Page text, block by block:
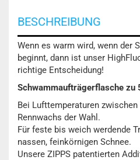
BESCHREIBUNG
Wenn es warm wird, wenn der
beginnt, dann ist unser
richtige Entscheidung!
Schwammaufträgerflasche zu
Bei Lufttemperaturen zwischen
Rennwachs der Wahl.
Für feste bis weich werdende
nassen, feinkörnigen Schnee.
Unsere ZIPPS patentierten